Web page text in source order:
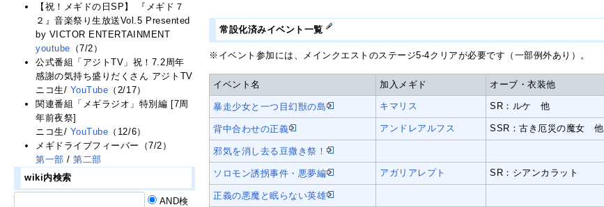
常設化済みイベント一覧
※イベント参加には、メインクエストのステージ5-4クリアが必要です（一部例外あり）。
イベント名 加入メギド オーブ・衣装他
暴走少女と一つ目幻獣の島 キマリス SR：ルケ 他
背中合わせの正義 アンドレアルフス SSR：古き厄災の魔女 他
邪気を消し去る豆撒き祭！
ソロモン誘拐事件・悪夢編 アガリアレプト SR：シアンカラット
正義の悪魔と眠らない英雄
【祝！メギドの日SP】 『メギド７
２』音楽祭り生放送Vol.5 Presented
by VICTOR ENTERTAINMENT
youtube （7/2）
公式番組「アジトTV」祝！7.2周年
感謝の気持ち盛りだくさん アジトTV
ニコ生/ YouTube （2/17）
関連番組「メギラジオ」特別編 [7周
年前夜祭]
ニコ生/ YouTube （12/6）
メギドライブフィーバー（7/2）
第一部 /第二部
wiki内検索
AND検